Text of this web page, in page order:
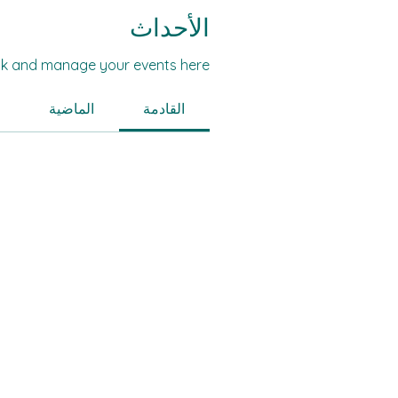
الأحداث
and manage your events here.
القادمة الماضية